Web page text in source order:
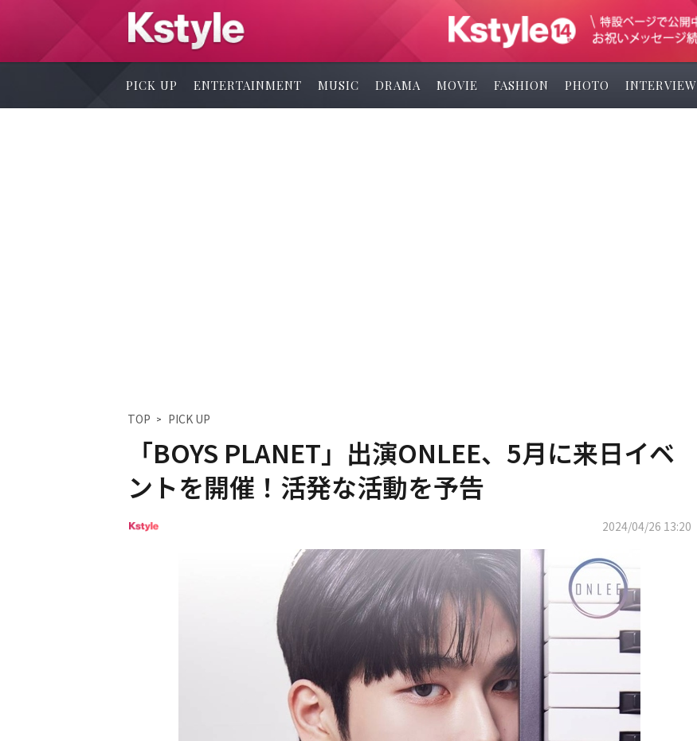
PICK UP ENTERTAINMENT MUSIC DRAMA MOVIE FASHION PHOTO INTERVIEW
TOP PICK UP
「BOYS PLANET」出演ONLEE、5月に来日イベ
ントを開催！活発な活動を予告
2024/04/26 13:20